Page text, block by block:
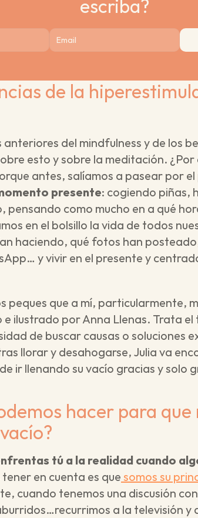
escriba?
de la
del mindfulness y de los
esto y sobre la meditación. ¿Por
antes, salíamos a pasear por
presente: cogiendo piñas,
pensando como mucho en a qué
en el bolsillo la vida de todos
haciendo, qué fotos han
y vivir en el presente y
peques que a mí, particularmente,
e ilustrado por Anna Llenas. Trata
de buscar causas o soluciones
llorar y desahogarse, Julia va
ir llenando su vacío gracias y solo
hacer para
tú a la realidad cuando
en cuenta es que somos su
cuando tenemos una discusión
a la televisión y